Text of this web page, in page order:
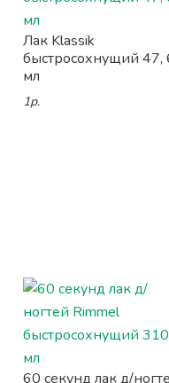
Лак Klassik
быстросохнущий 47,
мл
1р.
60 секунд лак д/